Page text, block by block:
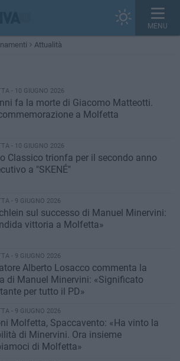
MENU
Attualità
- 10 GIUGNO 2026
fa la morte di Giacomo Matteotti.
a Molfetta
- 10 GIUGNO 2026
Classico trionfa per il secondo anno
a "SKENÉ"
- 9 GIUGNO 2026
sul successo di Manuel Minervini:
vittoria a Molfetta»
- 9 GIUGNO 2026
Alberto Losacco commenta la
di Manuel Minervini: «Significato
per tutto il PD»
- 9 GIUGNO 2026
Molfetta, Spaccavento: «Ha vinto la
di Minervini. Ora insieme
di Molfetta»